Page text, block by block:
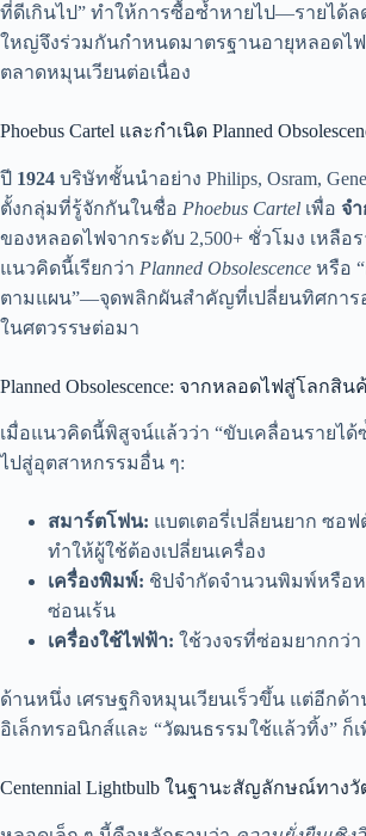
ที่ดีเกินไป” ทำให้การซื้อซ้ำหายไป—รายได้ล
ใหญ่จึงร่วมกันกำหนดมาตรฐานอายุหลอดไฟ
ตลาดหมุนเวียนต่อเนื่อง
Phoebus Cartel และกำเนิด Planned
ปี 1924 บริษัทชั้นนำอย่าง Philips, Osram,
ตั้งกลุ่มที่รู้จักกันในชื่อ Phoebus Cartel เพื่อ จ
ของหลอดไฟจากระดับ 2,500+ ชั่วโมง เหลือร
แนวคิดนี้เรียกว่า Planned Obsolescence หรือ
ตามแผน”—จุดพลิกผันสำคัญที่เปลี่ยนทิศกา
ในศตวรรษต่อมา
Planned Obsolescence: จากหลอดไฟสู่โลกสิน
เมื่อแนวคิดนี้พิสูจน์แล้วว่า “ขับเคลื่อนรายได้
ไปสู่อุตสาหกรรมอื่น ๆ:
สมาร์ตโฟน: แบตเตอรี่เปลี่ยนยาก ซอ
ทำให้ผู้ใช้ต้องเปลี่ยนเครื่อง
เครื่องพิมพ์: ชิปจำกัดจำนวนพิมพ์หรือ
ซ่อนเร้น
เครื่องใช้ไฟฟ้า: ใช้วงจรที่ซ่อมยากกว่
ด้านหนึ่ง เศรษฐกิจหมุนเวียนเร็วขึ้น แต่อีกด้
อิเล็กทรอนิกส์และ “วัฒนธรรมใช้แล้วทิ้ง” ก็
Centennial Lightbulb ในฐานะสัญลักษณ์ทาง